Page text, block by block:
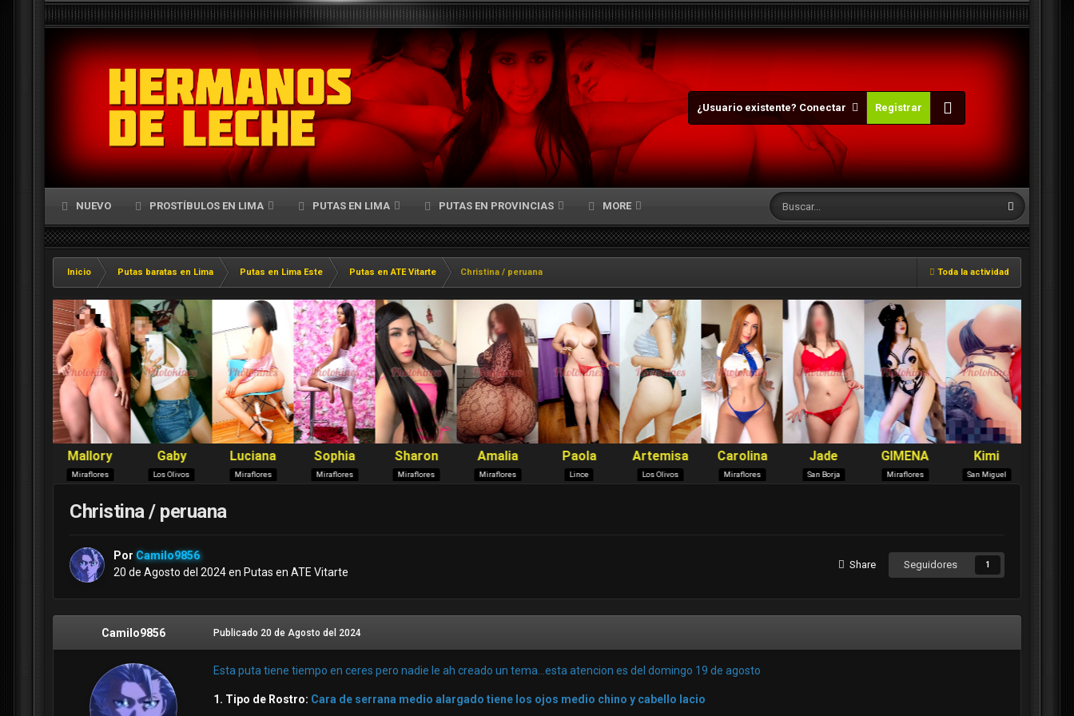
¿Usuario existente? Conectar Registrar
NUEVO PROSTÍBULOS EN LIMA PUTAS EN LIMA PUTAS EN PROVINCIAS MORE
Toda la actividad
Inicio Putas baratas en Lima Putas en Lima Este Putas en ATE Vitarte Christina / peruana
Christina / peruana
Por Camilo9856
20 de Agosto del 2024en Putas en ATE Vitarte
Share Seguidores 1
Camilo9856 Publicado 20 de Agosto del 2024
Esta puta tiene tiempo en ceres pero nadie le ah creado un tema...esta atencion es del domingo 19 de agosto
1. Tipo de Rostro: Cara de serrana medio alargado tiene los ojos medio chino y cabello lacio